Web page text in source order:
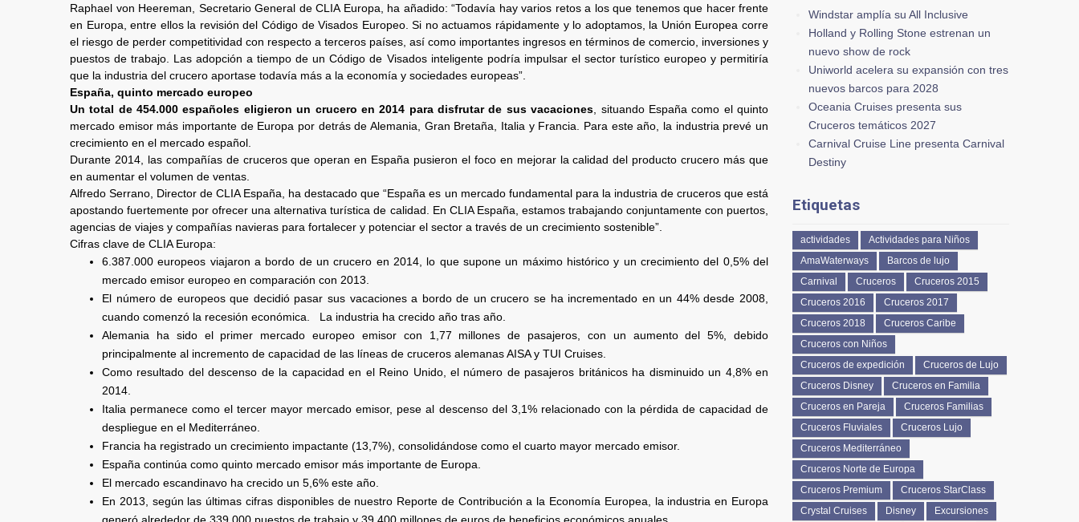
Raphael von Heereman, Secretario General de CLIA Europa, ha añadido: “Todavía hay varios retos a los que tenemos que hacer frente
en Europa, entre ellos la revisión del Código de Visados Europeo. Si no actuamos rápidamente y lo adoptamos, la Unión Europea corre
el riesgo de perder competitividad con respecto a terceros países, así como importantes ingresos en términos de comercio, inversiones y
puestos de trabajo. Las adopción a tiempo de un Código de Visados inteligente podría impulsar el sector turístico europeo y permitiría
que la industria del crucero aportase todavía más a la economía y sociedades europeas”.
España, quinto mercado europeo
Un total de 454.000 españoles eligieron un crucero en 2014 para disfrutar de sus vacaciones , situando España como el quinto
mercado emisor más importante de Europa por detrás de Alemania, Gran Bretaña, Italia y Francia. Para este año, la industria prevé un
crecimiento en el mercado español.
Durante 2014, las compañías de cruceros que operan en España pusieron el foco en mejorar la calidad del producto crucero más que
en aumentar el volumen de ventas.
Alfredo Serrano, Director de CLIA España, ha destacado que “España es un mercado fundamental para la industria de cruceros que está
apostando fuertemente por ofrecer una alternativa turística de calidad. En CLIA España, estamos trabajando conjuntamente con puertos,
agencias de viajes y compañías navieras para fortalecer y potenciar el sector a través de un crecimiento sostenible”.
Cifras clave de CLIA Europa:
6.387.000 europeos viajaron a bordo de un crucero en 2014, lo que supone un máximo histórico y un crecimiento del 0,5% del
mercado emisor europeo en comparación con 2013.
El número de europeos que decidió pasar sus vacaciones a bordo de un crucero se ha incrementado en un 44% desde 2008,
cuando comenzó la recesión económica. La industria ha crecido año tras año.
Alemania ha sido el primer mercado europeo emisor con 1,77 millones de pasajeros, con un aumento del 5%, debido
principalmente al incremento de capacidad de las líneas de cruceros alemanas AISA y TUI Cruises.
Como resultado del descenso de la capacidad en el Reino Unido, el número de pasajeros británicos ha disminuido un 4,8% en
2014.
Italia permanece como el tercer mayor mercado emisor, pese al descenso del 3,1% relacionado con la pérdida de capacidad de
despliegue en el Mediterráneo.
Francia ha registrado un crecimiento impactante (13,7%), consolidándose como el cuarto mayor mercado emisor.
España continúa como quinto mercado emisor más importante de Europa.
El mercado escandinavo ha crecido un 5,6% este año.
En 2013, según las últimas cifras disponibles de nuestro Reporte de Contribución a la Economía Europea, la industria en Europa
Windstar amplía su All Inclusive
Holland y Rolling Stone estrenan un
nuevo show de rock
Uniworld acelera su expansión con tres
nuevos barcos para 2028
Oceania Cruises presenta sus
Cruceros temáticos 2027
Carnival Cruise Line presenta Carnival
Destiny
Etiquetas
actividades
Actividades para Niños
AmaWaterways
Barcos de lujo
Carnival
Cruceros
Cruceros 2015
Cruceros 2016
Cruceros 2017
Cruceros 2018
Cruceros Caribe
Cruceros con Niños
Cruceros de expedición
Cruceros de Lujo
Cruceros Disney
Cruceros en Familia
Cruceros en Pareja
Cruceros Familias
Cruceros Fluviales
Cruceros Lujo
Cruceros Mediterráneo
Cruceros Norte de Europa
Cruceros Premium
Cruceros StarClass
Crystal Cruises
Disney
Excursiones